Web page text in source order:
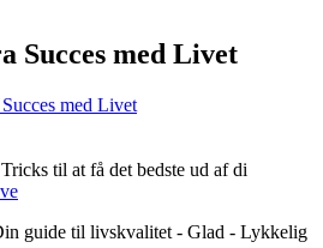
Succes med Livet
til at få det bedste ud af di
guide til livskvalitet - Glad - Lykkelig